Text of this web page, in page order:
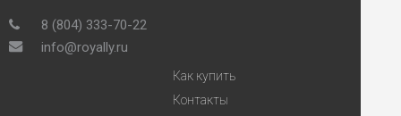
8 (804) 333-70-22
info@royally.ru
Как купить
Контакты